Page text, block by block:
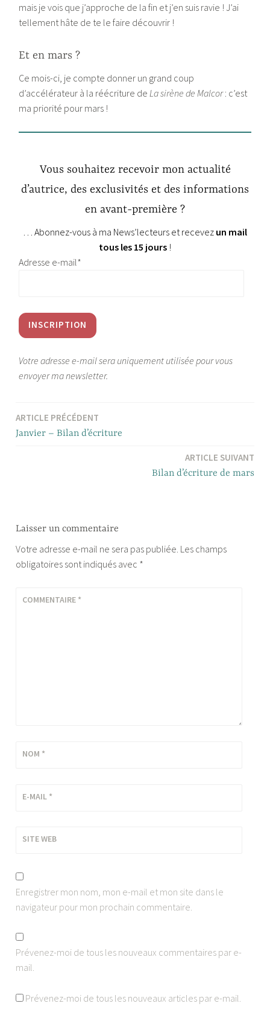
mais je vois que j’approche de la fin et j’en suis ravie ! J’ai
tellement hâte de te le faire découvrir !
Et en mars ?
Ce mois-ci, je compte donner un grand coup
d’accélérateur à la réécriture de La sirène de Malcor: c’est
ma priorité pour mars !
Vous souhaitez recevoir mon actualité
d’autrice, des exclusivités et des informations
en avant-première ?
… Abonnez-vous à ma News’lecteurs et recevez un mail
tous les 15 jours !
Adresse e-mail*
Votre adresse e-mail sera uniquement utilisée pour vous
envoyer ma newsletter.
Navigation
de
ARTICLE PRÉCÉDENT
Janvier – Bilan d’écriture
ARTICLE SUIVANT
Bilan d’écriture de mars
Laisser un commentaire
Votre adresse e-mail ne sera pas publiée. Les champs
obligatoires sont indiqués avec *
COMMENTAIRE *
NOM *
E-MAIL *
SITE WEB
Enregistrer mon nom, mon e-mail et mon site dans le
navigateur pour mon prochain commentaire.
Prévenez-moi de tous les nouveaux commentaires par e-
mail.
Prévenez-moi de tous les nouveaux articles par e-mail.